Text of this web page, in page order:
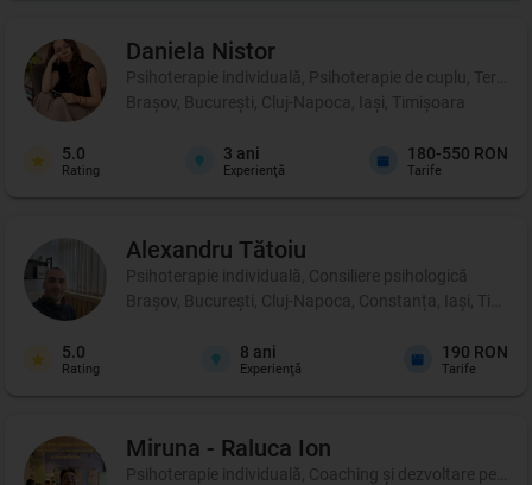
Daniela Nistor
Psihoterapie individuală, Psihoterapie de cuplu,
Brașov, București, Cluj-Napoca, Iași, Timișoara
5.0
Rating
3 ani
Experienţă
180-550 RON
Tarife
Alexandru Tătoiu
Psihoterapie individuală, Consiliere psihologică
Brașov, București, Cluj-Napoca, Constanța, Iași,
5.0
Rating
8 ani
Experienţă
190 RON
Tarife
Miruna - Raluca Ion
Psihoterapie individuală, Coaching şi dezvoltare